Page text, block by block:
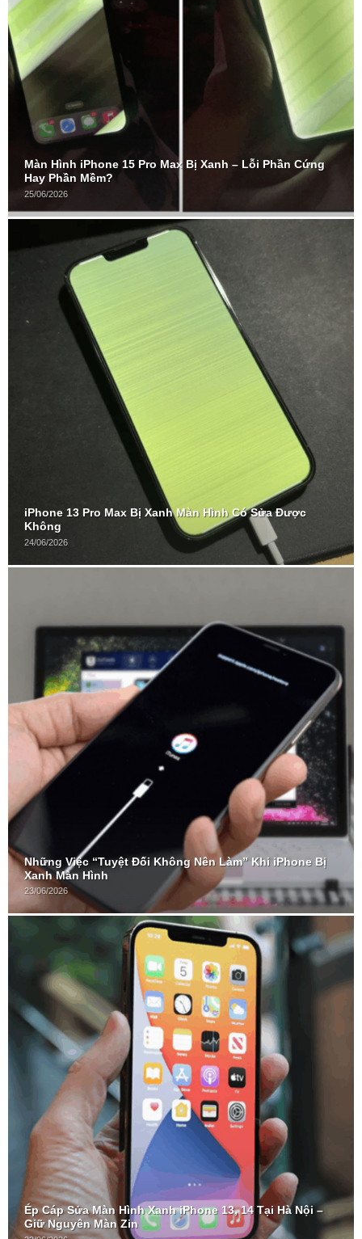
Màn Hình iPhone 15 Pro Max Bị Xanh – Lỗi Phần Cứng
Hay Phần Mềm?
25/06/2026
iPhone 13 Pro Max Bị Xanh Màn Hình Có Sửa Được
Không
24/06/2026
Những Việc “Tuyệt Đối Không Nên Làm” Khi iPhone Bị
Xanh Màn Hình
23/06/2026
Ép Cáp Sửa Màn Hình Xanh iPhone 13, 14 Tại Hà Nội –
Giữ Nguyên Màn Zin